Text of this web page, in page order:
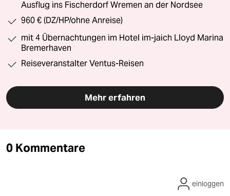
Ausflug ins Fischerdorf Wremen an der Nordsee
960 € (DZ/HP/ohne Anreise)
mit 4 Übernachtungen im Hotel im-jaich Lloyd Marina
Bremerhaven
Reiseveranstalter Ventus-Reisen
Mehr erfahren
0 Kommentare
einloggen